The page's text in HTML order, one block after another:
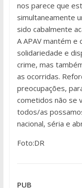
nos parece que
simultaneamente
sido cabalmente
A APAV mantém e
solidariedade e
crime, mas
as ocorridas.
preocupações,
cometidos não se
todos/as
nacional, séria e
Foto:DR
PUB